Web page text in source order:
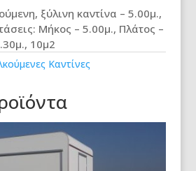
ξύλινη καντίνα – 5.00μ.,
Μήκος – 5.00μ., Πλάτος –
10μ2
Καντίνες